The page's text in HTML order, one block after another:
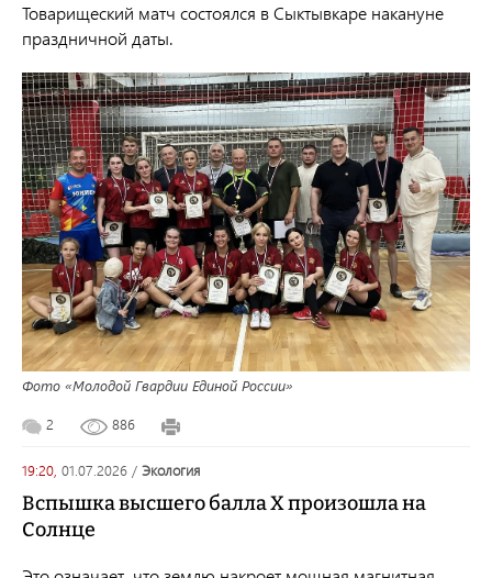
Товарищеский матч состоялся в Сыктывкаре накануне
праздничной даты.
Фото «Молодой Гвардии Единой России»
2 886
19:20, 01.07.2026 / экология
Вспышка высшего балла X произошла на
Солнце